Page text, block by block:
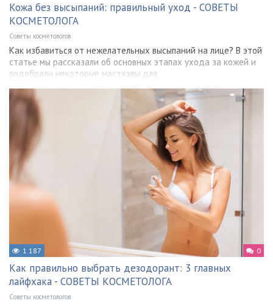
Кожа без высыпаний: правильный уход - СОВЕТЫ
КОСМЕТОЛОГА
Советы косметологов
Как избавиться от нежелательных высыпаний на лице? В этой
статье мы рассказали об основных этапах ухода за кожей и
подобрали некоторые мастхэвы для
1 187 0
Как правильно выбрать дезодорант: 3 главных
лайфхака - СОВЕТЫ КОСМЕТОЛОГА
Советы косметологов